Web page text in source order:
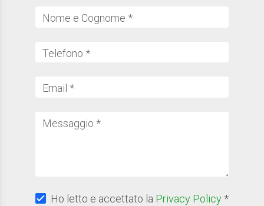
Nome e Cognome *
Telefono *
Email *
Messaggio *
Ho letto e accettato la Privacy Policy *